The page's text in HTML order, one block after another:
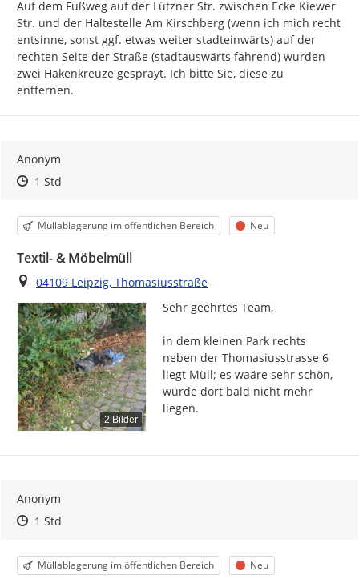
Auf dem Fußweg auf der Lützner Str. zwischen Ecke Kiewer
Str. und der Haltestelle Am Kirschberg (wenn ich mich recht
entsinne, sonst ggf. etwas weiter stadteinwärts) auf der
rechten Seite der Straße (stadtauswärts fahrend) wurden
zwei Hakenkreuze gesprayt. Ich bitte Sie, diese zu
entfernen.
Anonym
Zeitpunkt des Erstellens
Zeitpunkt des Erstellens
1 StdZur Äußerung
Kategorie
Müllablagerung im öffentlichen Bereich Status
Neu
Textil- & Möbelmüll
Ort
04109 Leipzig, Thomasiusstraße
2 Bilder
Sehr geehrtes Team,
in dem kleinen Park rechts
neben der Thomasiusstrasse 6
liegt Müll; es waäre sehr schön,
würde dort bald nicht mehr
liegen.
Anonym
Zeitpunkt des Erstellens
Zeitpunkt des Erstellens
1 StdZur Äußerung
Kategorie
Müllablagerung im öffentlichen Bereich Status
Neu